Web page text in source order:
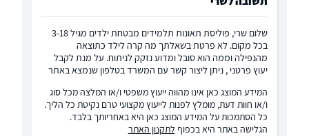
שלום שרי, פוליסת תאונות תלמידים מבטחת ילדים מגיל 3-18
בכל מקום. לא פרטת בשאלתך מה קרה לילד כתוצאה
מהנפילה וממה הוא סובל ומדוע נזקק לניתוח. על מנת לקבל
יעוץ פרטני , ניתן ליצור קשר עם המשרד בטלפון שנמצא באתר
המידע המוצג כאן אינו מהווה ייעוץ משפטי ו/או המלצה מכל סוג
ו/או חוות דעת, מומלץ לפנות לייעוץ מקצועי טרם נקיטת כל הליך.
כל הסתמכות על המידע המוצג כאן היא באחריותך בלבד.
הגלישה באתר היא בכפוף לתקנון האתר